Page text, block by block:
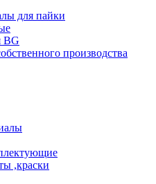
для пайки
BG
производства
,краски